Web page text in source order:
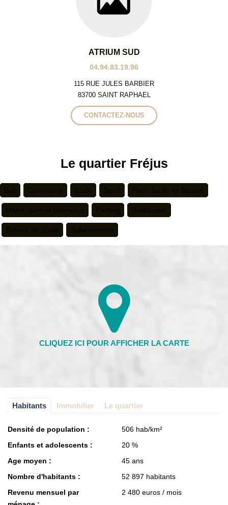
ATRIUM SUD
04.94.83.19.96
115 RUE JULES BARBIER
83700 SAINT RAPHAEL
CONTACTEZ-NOUS
Le quartier Fréjus
Habitants Immobilier Le quartier
Densité de population :
506 hab/km²
Enfants et adolescents :
20 %
Age moyen :
45 ans
Nombre d'habitants :
52 897 habitants
Revenu mensuel par
2 480 euros / mois